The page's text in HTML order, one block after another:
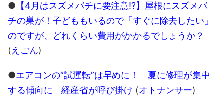
● 【4月はスズメバチに要注意!?】屋根にスズメバ
チの巣が！子どももいるので「すぐに除去したい」
のですが、どれくらい費用がかかるでしょうか？
(えごん)
●エアコンの“試運転”は早めに！ 夏に修理が集中
する傾向に 経産省が呼び掛け (オトナンサー)